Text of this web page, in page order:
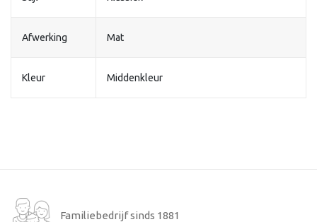
Afwerking Mat
Kleur Middenkleur
Familiebedrijf sinds 1881